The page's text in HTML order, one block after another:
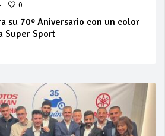
0
su 70º Aniversario con un color
Super Sport